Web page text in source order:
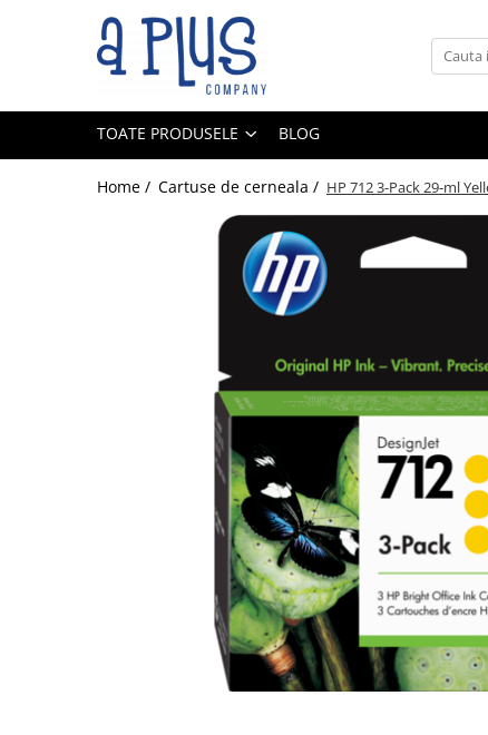
Toate Produsele
Cartuse toner
TOATE PRODUSELE BLOG
Home / Cartuse de cerneala / HP 712 3-Pack 29-ml